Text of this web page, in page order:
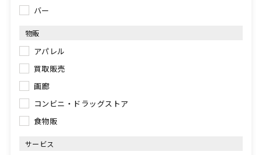
バー
物販
アパレル
買取販売
画廊
コンビニ・ドラッグストア
食物販
サービス